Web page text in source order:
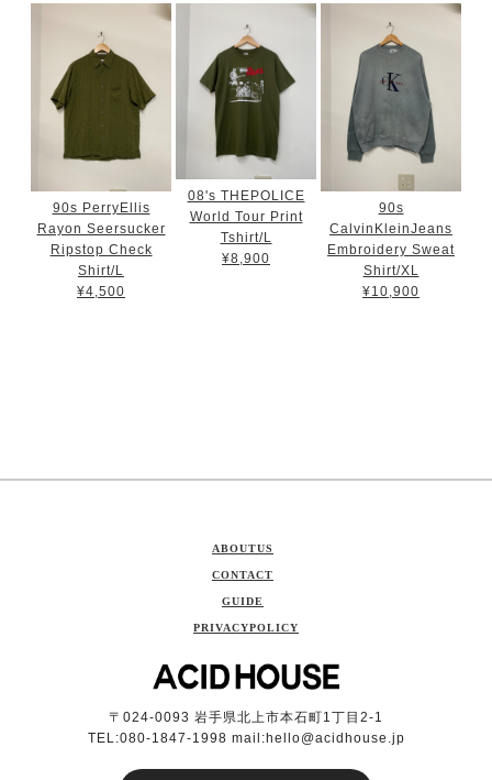
90s PerryEllis
Rayon Seersucker
Ripstop Check
Shirt/L
¥4,500
08's THEPOLICE
World Tour Print
Tshirt/L
¥8,900
90s
CalvinKleinJeans
Embroidery Sweat
Shirt/XL
¥10,900
ABOUTUS
CONTACT
GUIDE
PRIVACYPOLICY
〒024-0093 岩手県北上市本石町1丁目2-1
TEL:080-1847-1998 mail: hello@acidhouse.jp